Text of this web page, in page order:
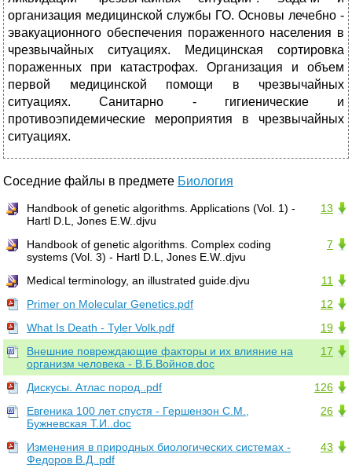
организация меди­цинской службы ГО. Основы лечебно -
эвакуационного обеспечения пораженного населения в
чрезвычайных ситуациях. Медицинская сор­тировка
пораженных при катастрофах. Организация и объем
первой медицинской помощи в чрезвычайных
ситуациях. Санитарно - гигиени­ческие и
противоэпидемические мероприятия в чрезвычайных
ситуаци­ях.
Соседние файлы в предмете Биология
13
Handbook of genetic algorithms. Applications (Vol. 1) -
Hartl D.L, Jones E.W..djvu
7
Handbook of genetic algorithms. Complex coding
systems (Vol. 3) - Hartl D.L, Jones E.W..djvu
11
Medical terminology, an illustrated guide.djvu
12
Primer on Molecular Genetics.pdf
19
What Is Death - Tyler Volk.pdf
17
Внешние повреждающие факторы и их влияние на
организм человека - В.Б.Войнов.doc
126
Дискусы. Атлас пород..pdf
26
Евгеника 100 лет спустя - Гершензон С.М.,
Бужневская Т.И..doc
43
Изменения в природных биологических системах -
Федоров В.Д..pdf